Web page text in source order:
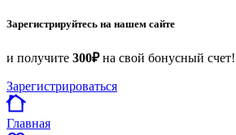
Зарегистрируйтесь на нашем сайте
и получите 300₽на свой бонусный счет!
Зарегистрироваться
Главная